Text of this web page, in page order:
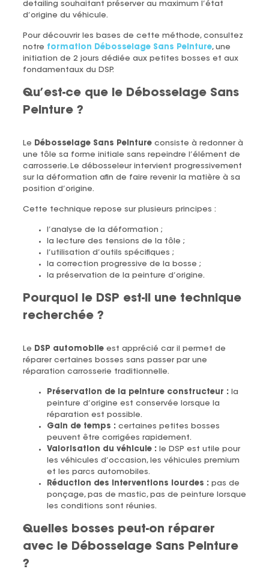
detailing souhaitant préserver au maximum l’état
d’origine du véhicule.
Pour découvrir les bases de cette méthode, consultez
notre formation Débosselage Sans Peinture, une
initiation de 2 jours dédiée aux petites bosses et aux
fondamentaux du DSP.
Qu’est-ce que le Débosselage Sans
Peinture ?
Le Débosselage Sans Peintureconsiste à redonner à
une tôle sa forme initiale sans repeindre l’élément de
carrosserie. Le débosseleur intervient progressivement
sur la déformation afin de faire revenir la matière à sa
position d’origine.
Cette technique repose sur plusieurs principes :
l’analyse de la déformation ;
la lecture des tensions de la tôle ;
l’utilisation d’outils spécifiques ;
la correction progressive de la bosse ;
la préservation de la peinture d’origine.
Pourquoi le DSP est-il une technique
recherchée ?
Le DSP automobileest apprécié car il permet de
réparer certaines bosses sans passer par une
réparation carrosserie traditionnelle.
Préservation de la peinture constructeur :la
peinture d’origine est conservée lorsque la
réparation est possible.
Gain de temps :certaines petites bosses
peuvent être corrigées rapidement.
Valorisation du véhicule :le DSP est utile pour
les véhicules d’occasion, les véhicules premium
et les parcs automobiles.
Réduction des interventions lourdes :pas de
ponçage, pas de mastic, pas de peinture lorsque
les conditions sont réunies.
Quelles bosses peut-on réparer
avec le Débosselage Sans Peinture
?